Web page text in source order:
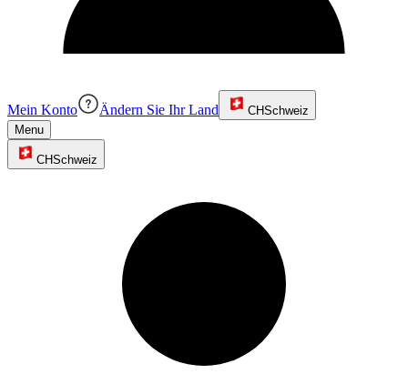
Mein Konto Ändern Sie Ihr Land CHSchweiz
Menu
CHSchweiz